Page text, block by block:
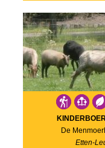
De
Etten-